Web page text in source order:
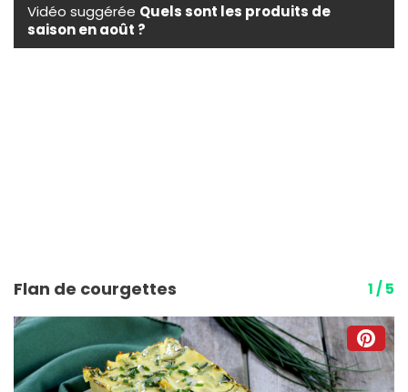
Vidéo suggérée Quels sont les produits de
saison en août ?
Flan de courgettes 1 / 5